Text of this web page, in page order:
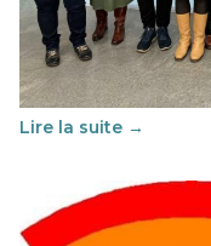
29 juin 2026-National
Cette année, l'UNSA
soutenu par l'union
au vivre-ensemble :
Lire la suite →